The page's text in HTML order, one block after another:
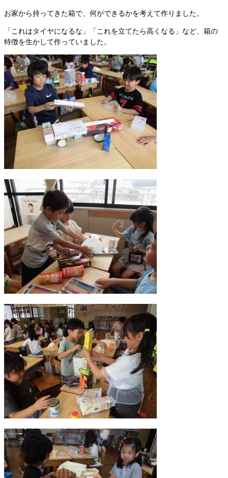
お家から持ってきた箱で、何ができるかを考えて作りました。
「これはタイヤになるな」「これを立てたら高くなる」など、箱の
特徴を生かして作っていました。